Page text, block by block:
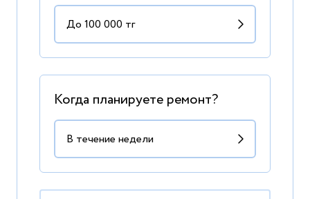
Когда планируете ремонт?